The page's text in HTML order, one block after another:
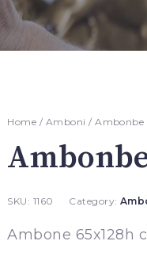
Home / Amboni / Ambonbe
SKU: 1160 Category:
Ambone 65x128h